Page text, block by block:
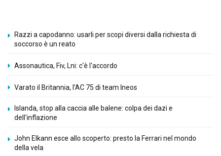
Razzi a capodanno: usarli per scopi diversi dalla richiesta di
soccorso è un reato
Assonautica, Fiv, Lni: c'è l'accordo
Varato il Britannia, l’AC 75 di team Ineos
Islanda, stop alla caccia alle balene: colpa dei dazi e
dell'inflazione
John Elkann esce allo scoperto: presto la Ferrari nel mondo
della vela